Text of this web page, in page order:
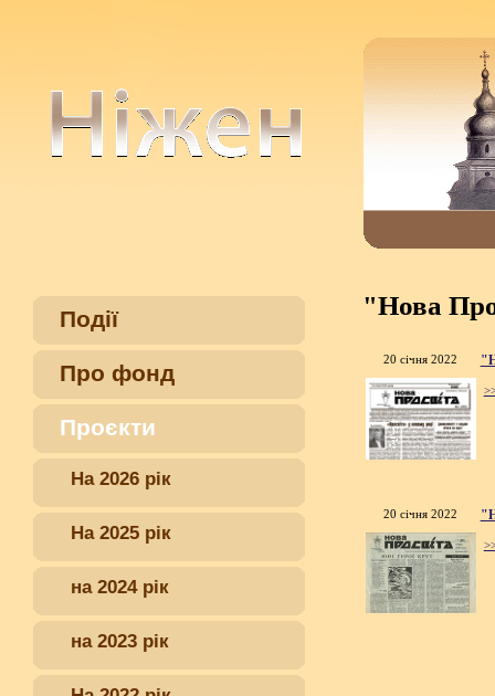
Події
Про фонд
Проєкти
На 2026 рік
На 2025 рік
на 2024 рік
на 2023 рік
"Нова
20 січня 2022
20 січня 2022